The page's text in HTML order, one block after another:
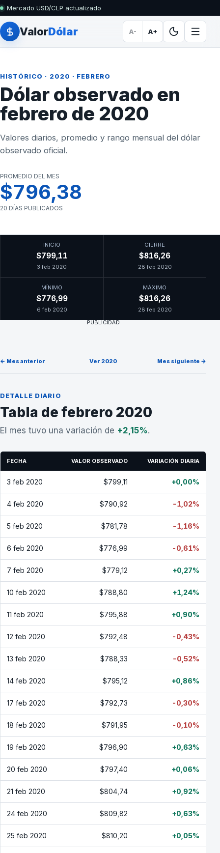
Mercado USD/CLP actualizado
ValorDólar A- A+
HISTÓRICO · 2020 · FEBRERO
Dólar observado en
febrero de 2020
Valores diarios, promedio y rango mensual del dólar
observado oficial.
PROMEDIO DEL MES
$796,38
20 DÍAS PUBLICADOS
INICIO
$799,11
3 feb 2020
CIERRE
$816,26
28 feb 2020
MÍNIMO
$776,99
6 feb 2020
MÁXIMO
$816,26
28 feb 2020
PUBLICIDAD
← Mes anterior Ver 2020 Mes siguiente →
DETALLE DIARIO
Tabla de febrero 2020
El mes tuvo una variación de +2,15%.
FECHA VALOR OBSERVADO VARIACIÓN DIARIA
3 feb 2020 $799,11 +0,00%
4 feb 2020 $790,92 -1,02%
5 feb 2020 $781,78 -1,16%
6 feb 2020 $776,99 -0,61%
7 feb 2020 $779,12 +0,27%
10 feb 2020 $788,80 +1,24%
11 feb 2020 $795,88 +0,90%
12 feb 2020 $792,48 -0,43%
13 feb 2020 $788,33 -0,52%
14 feb 2020 $795,12 +0,86%
17 feb 2020 $792,73 -0,30%
18 feb 2020 $791,95 -0,10%
19 feb 2020 $796,90 +0,63%
20 feb 2020 $797,40 +0,06%
21 feb 2020 $804,74 +0,92%
24 feb 2020 $809,82 +0,63%
25 feb 2020 $810,20 +0,05%